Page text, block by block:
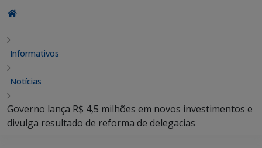
Informativos
Notícias
Governo lança R$ 4,5 milhões em novos investimentos e
divulga resultado de reforma de delegacias